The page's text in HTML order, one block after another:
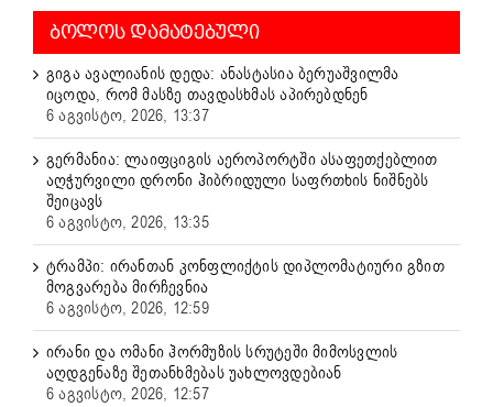
ᲑᲝᲚᲝᲡ ᲓᲐᲛᲐᲢᲔᲑᲣᲚᲘ
გიგა ავალიანის დედა: ანასტასია ბერუაშვილმა
იცოდა, რომ მასზე თავდასხმას აპირებდნენ
6 აგვისტო, 2026, 13:37
გერმანია: ლაიფციგის აეროპორტში ასაფეთქებლით
აღჭურვილი დრონი ჰიბრიდული საფრთხის ნიშნებს
შეიცავს
6 აგვისტო, 2026, 13:35
ტრამპი: ირანთან კონფლიქტის დიპლომატიური გზით
მოგვარება მირჩევნია
6 აგვისტო, 2026, 12:59
ირანი და ომანი ჰორმუზის სრუტეში მიმოსვლის
აღდგენაზე შეთანხმებას უახლოვდებიან
6 აგვისტო, 2026, 12:57